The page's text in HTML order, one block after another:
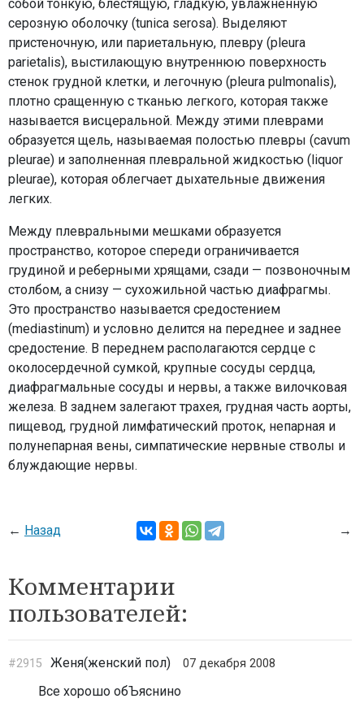
собой тонкую, блестящую, гладкую, увлажненную
серозную оболочку (tunica serosa). Выделяют
пристеночную, или париетальную, плевру (pleura
parietalis), выстилающую внутреннюю поверхность
стенок грудной клетки, и легочную (pleura pulmonalis),
плотно сращенную с тканью легкого, которая также
называется висцеральной. Между этими плеврами
образуется щель, называемая полостью плевры (cavum
pleurae) и заполненная плевральной жидкостью (liquor
pleurae), которая облегчает дыхательные движения
легких.
Между плевральными мешками образуется
пространство, которое спереди ограничивается
грудиной и реберными хрящами, сзади — позвоночным
столбом, а снизу — сухожильной частью диафрагмы.
Это пространство называется средостением
(mediastinum) и условно делится на переднее и заднее
средостение. В переднем располагаются сердце с
околосердечной сумкой, крупные сосуды сердца,
диафрагмальные сосуды и нервы, а также вилочковая
железа. В заднем залегают трахея, грудная часть аорты,
пищевод, грудной лимфатический проток, непарная и
полунепарная вены, симпатические нервные стволы и
блуждающие нервы.
← Назад →
Комментарии
пользователей:
#2915 Женя(женский пол) 07 декабря 2008
Все хорошо обЪяснино